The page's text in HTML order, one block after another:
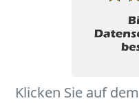
Klicken Sie auf